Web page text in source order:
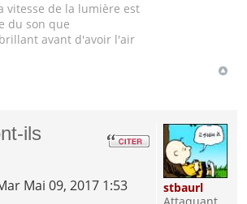
vitesse de la lumière est
du son que
avant d'avoir l'air
ils
Mai 09, 2017 1:53
stbaurl